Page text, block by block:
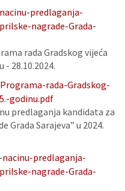
predlaganja-
nagrade-Grada-
rada Gradskog vijeća
- 28.10.2024.
rada-Gradskog-
godinu.pdf
predlaganja kandidata za
Grada Sarajeva” u 2024.
predlaganja-
nagrade-Grada-